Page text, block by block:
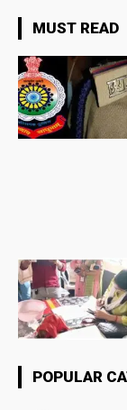
MUST READ
POPULAR